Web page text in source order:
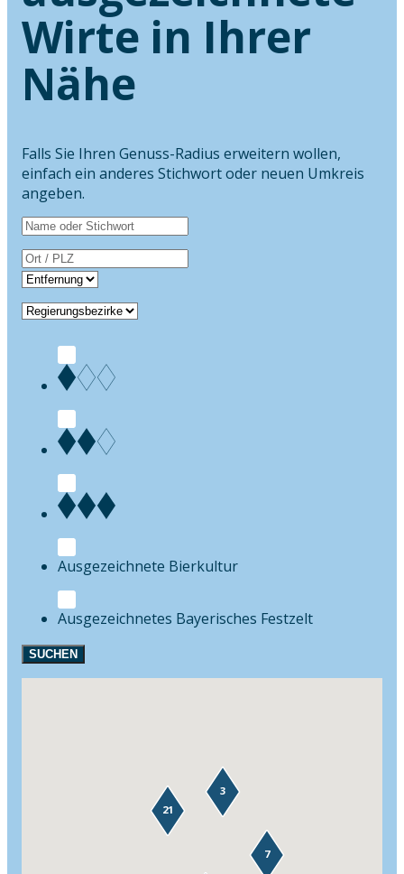
Wirte in Ihrer
Nähe
Falls Sie Ihren Genuss-Radius erweitern wollen,
einfach ein anderes Stichwort oder neuen Umkreis
angeben.
Bierkultur
Festzelt
SUCHEN
7
21
3